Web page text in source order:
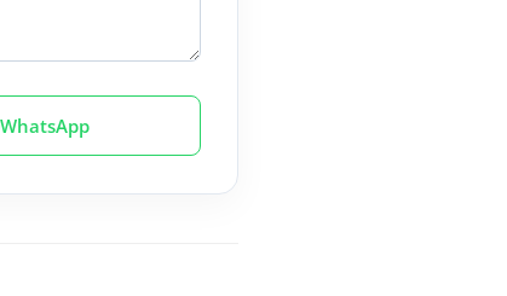
WhatsApp